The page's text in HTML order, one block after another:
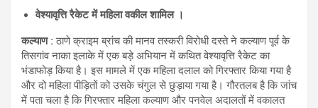
वेश्यावृत्ति रैकेट में महिला वकील शामिल ।
कल्याण : ठाणे क्राइम ब्रांच की मानव तस्करी विरोधी दस्ते ने कल्याण पूर्व के
तिसगांव नाका इलाके में एक बड़े अभियान में कथित वेश्यावृत्ति रैकेट का
भंडाफोड़ किया है। इस मामले में एक महिला दलाल को गिरफ्तार किया गया है
और दो महिला पीड़ितों को उसके चंगुल से छुड़ाया गया है। गौरतलब है कि जांच
में पता चला है कि गिरफ्तार महिला कल्याण और पनवेल अदालतों में वकालत